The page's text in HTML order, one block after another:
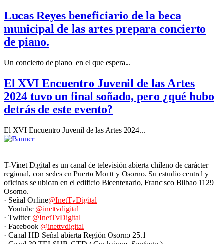
Lucas Reyes beneficiario de la beca
municipal de las artes prepara concierto
de piano.
Un concierto de piano, en el que espera...
El XVI Encuentro Juvenil de las Artes
2024 tuvo un final soñado, pero ¿qué hubo
detrás de este evento?
El XVI Encuentro Juvenil de las Artes 2024...
T-Vinet Digital es un canal de televisión abierta chileno de carácter
regional, con sedes en Puerto Montt y Osorno. Su estudio central y
oficinas se ubican en el edificio Bicentenario, Francisco Bilbao 1129
Osorno.
· Señal Online@InetTvDigital
· Youtube @inettvdigital
· Twitter @InetTvDigital
· Facebook @inettvdigital
· Canal HD Señal abierta Región Osorno 25.1